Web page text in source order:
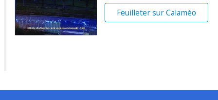
Feuilleter sur Calaméo